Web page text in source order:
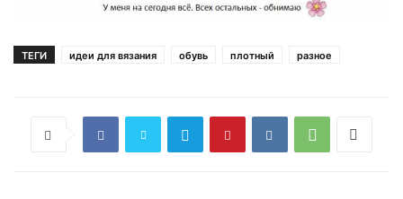
ТЕГИ идеи для вязания обувь плотный разное